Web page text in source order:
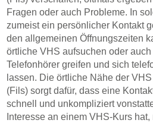
Fragen oder auch Probleme. In
zumeist ein persönlicher Kontakt
den allgemeinen Öffnungszeiten
örtliche VHS aufsuchen oder
Telefonhörer greifen und sich
lassen. Die örtliche Nähe der
(Fils) sorgt dafür, dass eine
schnell und unkompliziert
Interesse an einem VHS-Kurs hat,